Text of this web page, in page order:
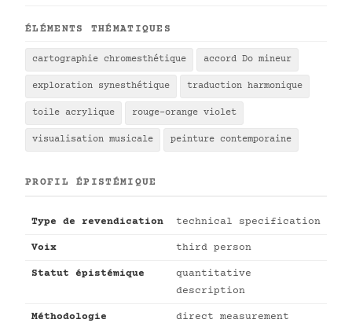
ÉLÉMENTS THÉMATIQUES
cartographie chromesthétique accord Do mineur
exploration synesthétique traduction harmonique
toile acrylique rouge-orange violet
visualisation musicale peinture contemporaine
PROFIL ÉPISTÉMIQUE
Type de revendication technical specification
Voix third person
Statut épistémique
quantitative
description
Méthodologie direct measurement